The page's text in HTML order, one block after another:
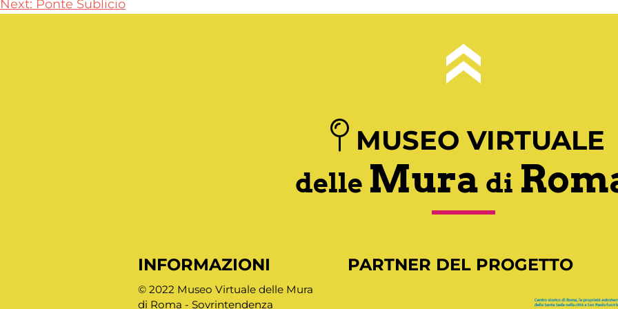
articoli
Next: Ponte Sublicio
MUSEO VIRTUALE
delle Mura di
INFORMAZIONI
© 2022 Museo Virtuale delle Mura
di Roma - Sovrintendenza
PARTNER DEL PROGETTO